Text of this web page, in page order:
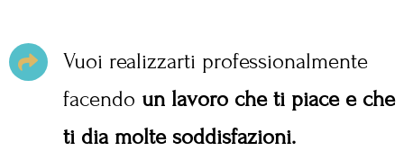
Vuoi realizzarti professionalmente
facendo un lavoro che ti piace e che
ti dia molte soddisfazioni.